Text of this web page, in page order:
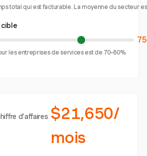
total qui est facturable. La moyenne du secteur
cible
les entreprises de services est de 70–80%.
d'affaires $21,650/
mois